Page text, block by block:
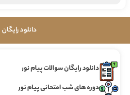
دانلود رایگان
دانلود رایگان سوالات پیام نور
دوره های شب امتحانی پیام نور